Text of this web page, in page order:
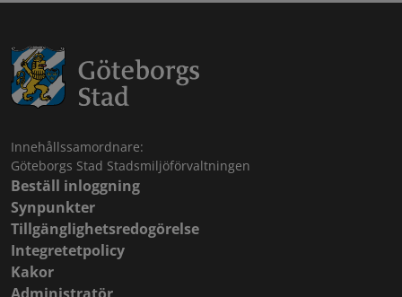
Innehållssamordnare:
Göteborgs Stad Stadsmiljöförvaltningen
Beställ inloggning
Synpunkter
Tillgänglighetsredogörelse
Integretetpolicy
Kakor